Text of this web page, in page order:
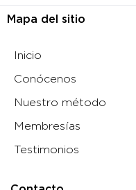
Mapa del sitio
Inicio
Conócenos
Nuestro método
Membresías
Testimonios